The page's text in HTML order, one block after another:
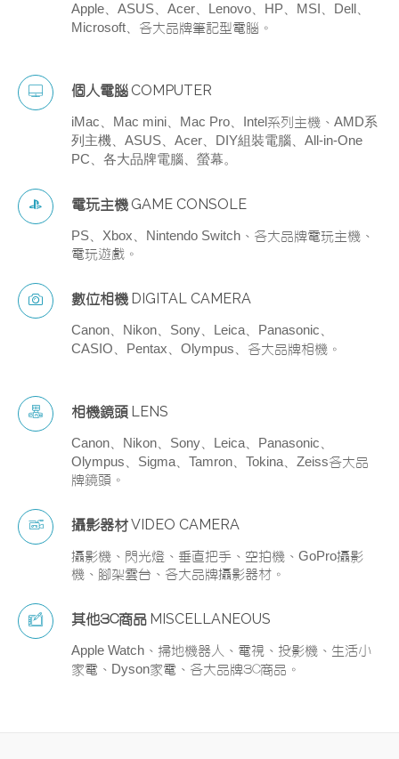
Apple、ASUS、Acer、Lenovo、HP、MSI、Dell、
Microsoft、
各大品牌筆記型電腦。
個人電腦 COMPUTER
iMac、Mac mini、Mac Pro、Intel系列主機、 AMD系
列主機、 ASUS、Acer、DIY組裝電腦、 All-in-One
PC 、各大品牌電腦、螢幕。
電玩主機 GAME CONSOLE
PS、Xbox、Nintendo Switch 、各大品牌電玩主機、
電玩遊戲。
數位相機 DIGITAL CAMERA
Canon、Nikon、Sony、Leica、Panasonic、
CASIO、Pentax、Olympus、
各大品牌相機。
相機鏡頭 LENS
Canon、Nikon、Sony、Leica、Panasonic、
Olympus、Sigma、Tamron、Tokina、Zeiss各大品
牌鏡頭。
攝影器材 VIDEO CAMERA
攝影機、閃光燈、垂直把手、空拍機、 GoPro攝影
機、腳架雲台、各大品牌攝影器材。
其他3C商品 MISCELLANEOUS
Apple Watch 、掃地機器人、電視、投影機、生活小
家電、 Dyson家電、各大品牌3C商品。